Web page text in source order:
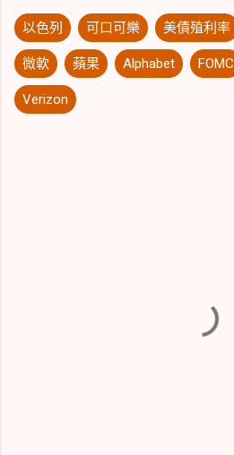
以色列 可口可樂 美債殖利率
微軟 蘋果 Alphabet FOMC
Verizon